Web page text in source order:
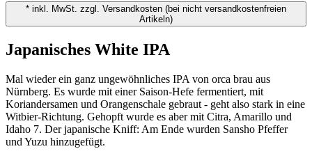
* inkl. MwSt. zzgl. Versandkosten (bei nicht versandkostenfreien
Artikeln)
Japanisches White IPA
Mal wieder ein ganz ungewöhnliches IPA von orca brau aus
Nürnberg. Es wurde mit einer Saison-Hefe fermentiert, mit
Koriandersamen und Orangenschale gebraut - geht also stark in eine
Witbier-Richtung. Gehopft wurde es aber mit Citra, Amarillo und
Idaho 7. Der japanische Kniff: Am Ende wurden Sansho Pfeffer
und Yuzu hinzugefügt.